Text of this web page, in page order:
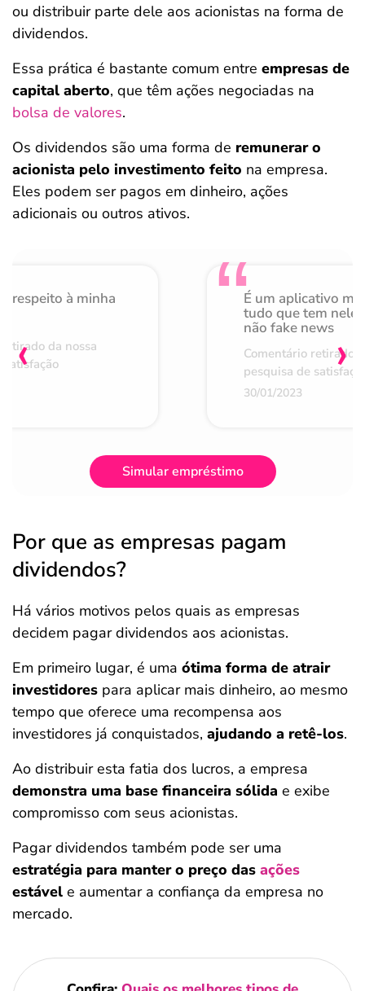
ou distribuir parte dele aos acionistas na forma de
dividendos.
Essa prática é bastante comum entre empresas de
capital aberto, que têm ações negociadas na
bolsa de valores.
Os dividendos são uma forma de remunerar o
acionista pelo investimento feito na empresa.
Eles podem ser pagos em dinheiro, ações
adicionais ou outros ativos.
respeito à minha
da nossa
É um aplicativo
tudo que tem nele
não fake news
Comentário retirado
pesquisa de
30/01/2023
‹ ›
Simular empréstimo
Por que as empresas pagam
dividendos?
Há vários motivos pelos quais as empresas
decidem pagar dividendos aos acionistas.
Em primeiro lugar, é uma ótima forma de atrair
investidores para aplicar mais dinheiro, ao mesmo
tempo que oferece uma recompensa aos
investidores já conquistados, ajudando a retê-los.
Ao distribuir esta fatia dos lucros, a empresa
demonstra uma base financeira sólida e exibe
compromisso com seus acionistas.
Pagar dividendos também pode ser uma
estratégia para manter o preço das ações
estável e aumentar a confiança da empresa no
mercado.